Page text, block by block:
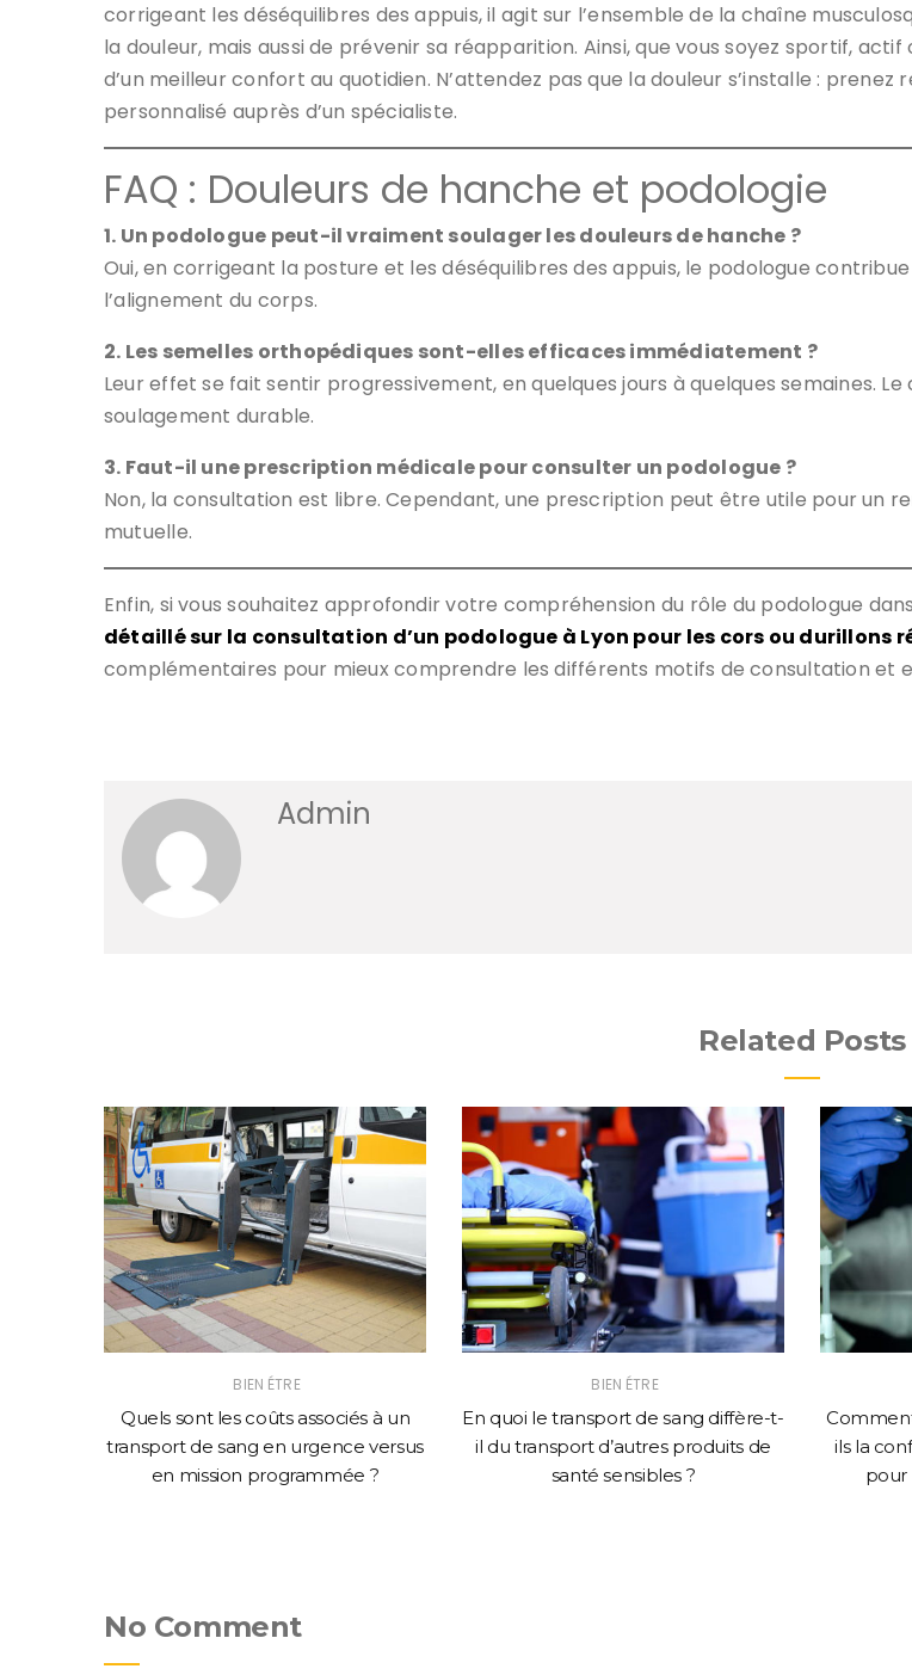
corrigeant les déséquilibres des appuis, il agit sur l’ensemble de la chaîne
la douleur, mais aussi de prévenir sa réapparition. Ainsi, que vous soyez sportif,
d’un meilleur confort au quotidien. N’attendez pas que la douleur s’installe :
personnalisé auprès d’un spécialiste.
FAQ : Douleurs de hanche et podologie
1. Un podologue peut-il vraiment soulager les douleurs de hanche ?
Oui, en corrigeant la posture et les déséquilibres des appuis, le podologue
l’alignement du corps.
2. Les semelles orthopédiques sont-elles efficaces immédiatement ?
Leur effet se fait sentir progressivement, en quelques jours à quelques semaines.
soulagement durable.
3. Faut-il une prescription médicale pour consulter un podologue ?
Non, la consultation est libre. Cependant, une prescription peut être utile pour un
mutuelle.
Enfin, si vous souhaitez approfondir votre compréhension du rôle du podologue
détaillé sur la consultation d’un podologue à Lyon pour les cors ou durillons
complémentaires pour mieux comprendre les différents motifs de consultation et
Admin
Related Posts
BIEN ÉTRE
Quels sont les coûts associés à un
transport de sang en urgence versus
en mission programmée ?
BIEN ÉTRE
En quoi le transport de sang diffère-t-
il du transport d’autres produits de
santé sensibles ?
ils la
pour
No Comment